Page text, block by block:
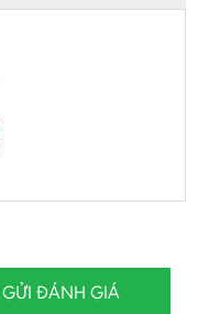
GỬI ĐÁNH GIÁ